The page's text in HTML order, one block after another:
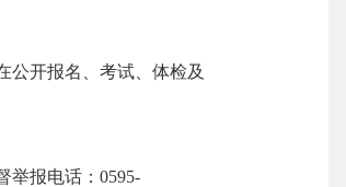
公开报名、考试、体检及
举报电话：0595-